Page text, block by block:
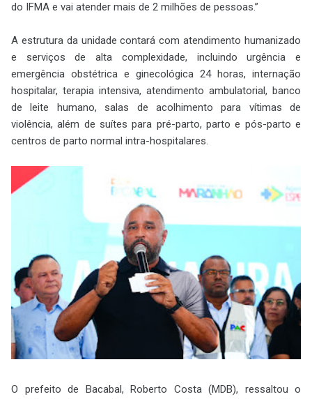
do IFMA e vai atender mais de 2 milhões de pessoas.”
A estrutura da unidade contará com atendimento humanizado
e serviços de alta complexidade, incluindo urgência e
emergência obstétrica e ginecológica 24 horas, internação
hospitalar, terapia intensiva, atendimento ambulatorial, banco
de leite humano, salas de acolhimento para vítimas de
violência, além de suítes para pré-parto, parto e pós-parto e
centros de parto normal intra-hospitalares.
O prefeito de Bacabal, Roberto Costa (MDB), ressaltou o